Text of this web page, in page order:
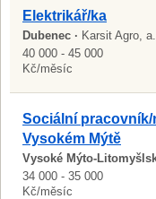
Elektrikář/ka
Dubenec · Karsit Agro,
40 000 - 45 000
Kč/měsíc
Sociální
Vysokém Mýtě
Vysoké Mýto-
34 000 - 35 000
Kč/měsíc